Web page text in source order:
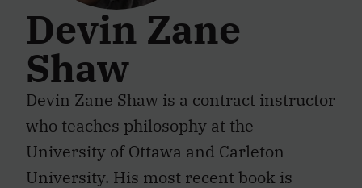
Devin Zane
Shaw
Devin Zane Shaw is a contract instructor
who teaches philosophy at the
University of Ottawa and Carleton
University. His most recent book is